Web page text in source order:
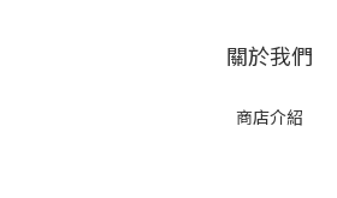
關於我們
商店介紹